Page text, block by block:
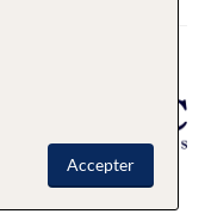
Accepter